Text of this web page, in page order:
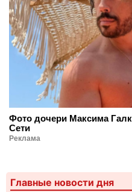
Фото дочери Максима
Сети
Реклама
Главные новости дня